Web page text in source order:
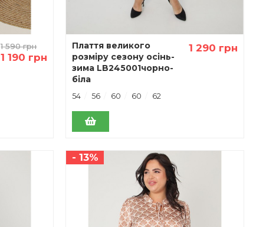
1 590 грн
1 190 грн
1 290 грн
Плаття великого
розміру сезону осінь-
зима LB245001чорно-
біла
54 56 60 60 62
- 13%